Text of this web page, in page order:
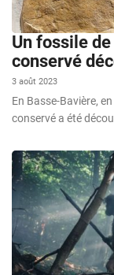
Un fossile
conservé
3 août 2023
En Basse-Bavière,
conservé a été